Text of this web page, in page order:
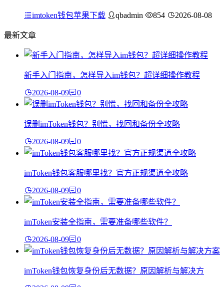
imtoken钱包苹果下载 qbadmin 854 2026-08-08
最新文章
新手入门指南，怎样导入im钱包？超详细操作教程
2026-08-09 0
误删imToken钱包？别慌，找回和备份全攻略
2026-08-09 0
imToken钱包客服哪里找？官方正规渠道全攻略
2026-08-09 0
imToken安装全指南，需要准备哪些软件？
2026-08-09 0
imToken钱包恢复身份后无数据？原因解析与解决方